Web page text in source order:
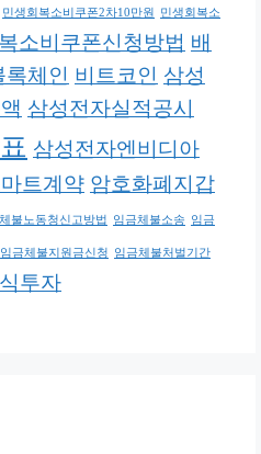
민생회복소비쿠폰2차10만원 민생회복소
소비쿠폰신청방법 배
록체인 비트코인 삼성
삼성전자실적공시
삼성전자엔비디아
트계약 암호화폐지갑
불노동청신고방법 임금체불소송 임금
임금체불지원금신청 임금체불처벌기간
투자